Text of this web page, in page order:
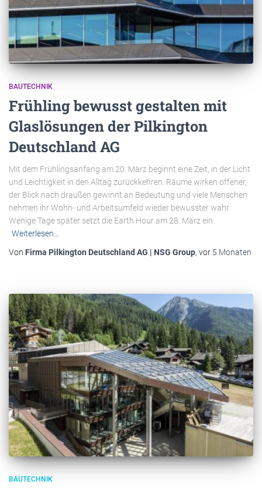
BAUTECHNIK
Frühling bewusst gestalten mit
Glaslösungen der Pilkington
Deutschland AG
Mit dem Frühlingsanfang am 20. März beginnt eine Zeit, in der Licht
und Leichtigkeit in den Alltag zurückkehren. Räume wirken offener,
der Blick nach draußen gewinnt an Bedeutung und viele Menschen
nehmen ihr Wohn- und Arbeitsumfeld wieder bewusster wahr.
Wenige Tage später setzt die Earth Hour am 28. März ein
Weiterlesen…
Von Firma Pilkington Deutschland AG | NSG Group, vor 5 Monaten
BAUTECHNIK